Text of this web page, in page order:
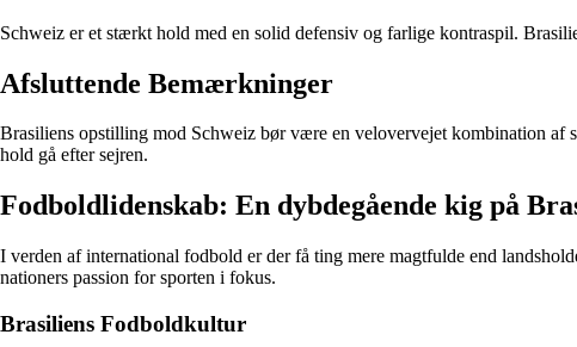
Schweiz er et stærkt hold med en solid defensiv og farlige kontraspil.
Afsluttende Bemærkninger
Brasiliens opstilling mod Schweiz bør være en velovervejet kombination af
hold gå efter sejren.
Fodboldlidenskab: En dybdegående kig på
I verden af international fodbold er der få ting mere magtfulde end
nationers passion for sporten i fokus.
Brasiliens Fodboldkultur